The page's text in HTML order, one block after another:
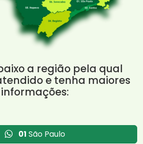
a região pela qual
e tenha maiores
informações:
01 São Paulo